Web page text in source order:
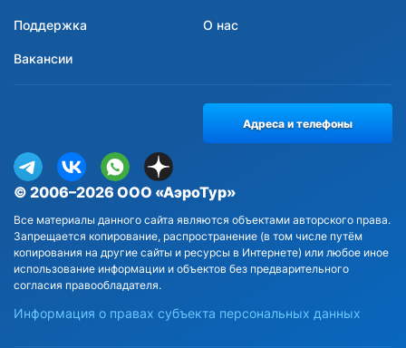
Поддержка О нас
Вакансии
© 2006–2026 ООО «АэроТур»
Все материалы данного сайта являются объектами авторского права.
Запрещается копирование, распространение (в том числе путём
копирования на другие сайты и ресурсы в Интернете) или любое иное
использование информации и объектов без предварительного
согласия правообладателя.
Информация о правах субъекта персональных данных
Адреса и телефоны